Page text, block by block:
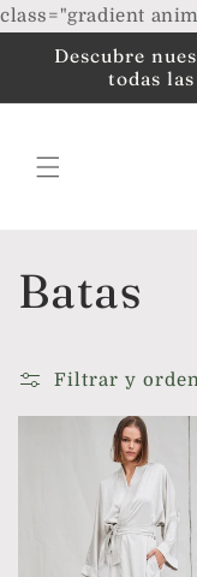
class="gradient
directamente
al contenido
Descubre
todas
C
l
Batas
Filtrar y